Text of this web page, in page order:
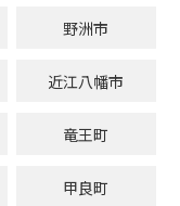
野洲市
近江八幡市
竜王町
甲良町